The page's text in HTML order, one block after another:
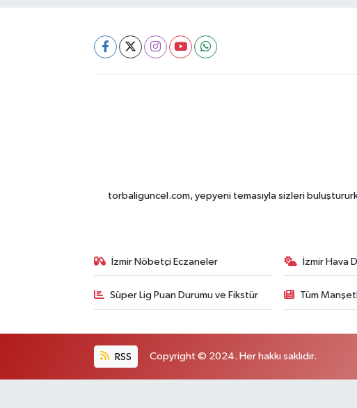
torbaliguncel.com, yepyeni temasıyla sizleri
İzmir Nöbetçi Eczaneler İzmir Hava
Süper Lig Puan Durumu ve Fikstür Tüm
RSS Copyright © 2024. Her hakkı saklıdır.